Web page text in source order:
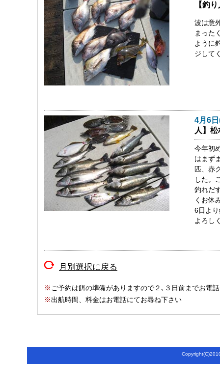
【釣
波は意
まった
ように
ジして
4月6
人】
今年初
はまず
匹、赤
した。
釣れだ
くお休
6日よ
よろし
月別選択に戻る
※ ご予約は餌の準備がありますので２､３日前までお電
※出航時間、料金はお電話にてお尋ね下さい